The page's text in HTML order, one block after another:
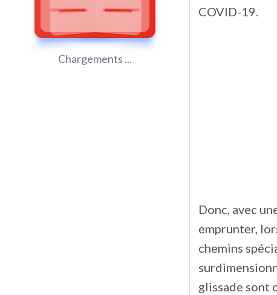
Chargements ...
COVID-19.
Donc, avec
emprunter,
chemins
glissade sont